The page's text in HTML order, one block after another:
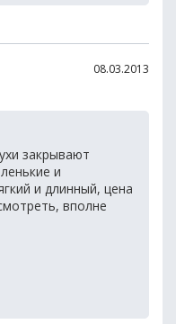
08.03.2013
закрывают
и
и длинный, цена
вполне